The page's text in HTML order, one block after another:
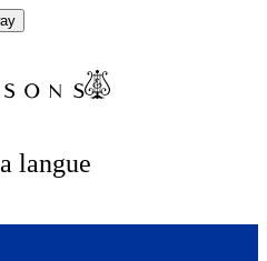
langue